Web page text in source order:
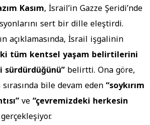
Kasım, İsrail’in Gazze Şeridi’nde
sert bir dille eleştirdi.
açıklamasında, İsrail işgalinin
tüm kentsel yaşam belirtilerini
belirtti. Ona göre,
bile devam eden“soykırım
ve“çevremizdeki herkesin